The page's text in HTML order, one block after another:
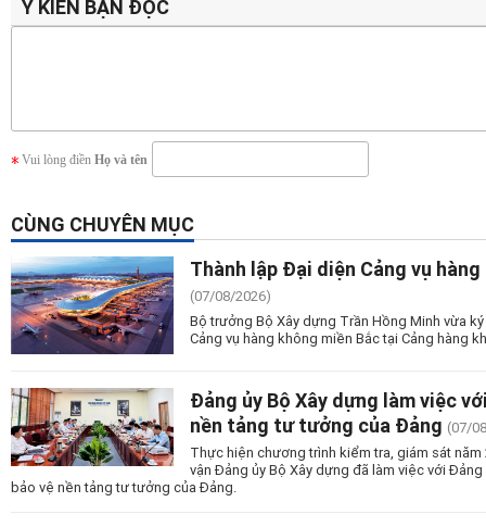
Ý KIẾN BẠN ĐỌC
Vui lòng điền Họ và tên
CÙNG CHUYÊN MỤC
Thành lập Đại diện Cảng vụ
(07/08/2026)
Bộ trưởng Bộ Xây dựng Trần Hồng Minh vừa
Cảng vụ hàng không miền Bắc tại Cảng hàng
Đảng ủy Bộ Xây dựng làm việc
nền tảng tư tưởng của Đảng (07/
Thực hiện chương trình kiểm tra, giám sát
vận Đảng ủy Bộ Xây dựng đã làm việc với
bảo vệ nền tảng tư tưởng của Đảng.